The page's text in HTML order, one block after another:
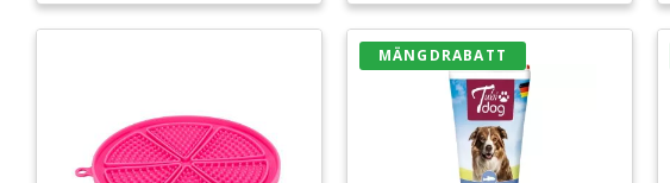
MÄNGDRABATT